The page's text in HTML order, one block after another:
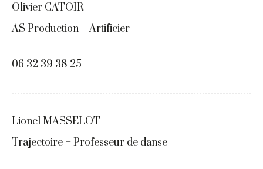
Olivier CATOIR
AS Production – Artificier
06 32 39 38 25
Lionel MASSELOT
Trajectoire – Professeur de danse